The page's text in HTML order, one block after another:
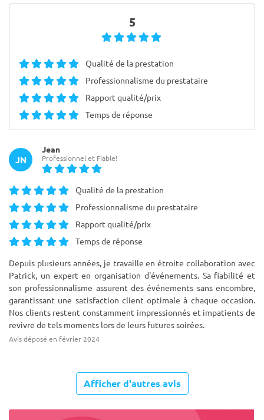
5
Qualité de la prestation
Professionnalisme du prestataire
Rapport qualité/prix
Temps de réponse
JN
Jean
Professionnel et Fiable!
Qualité de la prestation
Professionnalisme du prestataire
Rapport qualité/prix
Temps de réponse
Depuis plusieurs années, je travaille en étroite collaboration avec
Patrick, un expert en organisation d'événements. Sa fiabilité et
son professionnalisme assurent des événements sans encombre,
garantissant une satisfaction client optimale à chaque occasion.
Nos clients restent constamment impressionnés et impatients de
revivre de tels moments lors de leurs futures soirées.
Avis déposé en février 2024
Afficher d'autres avis